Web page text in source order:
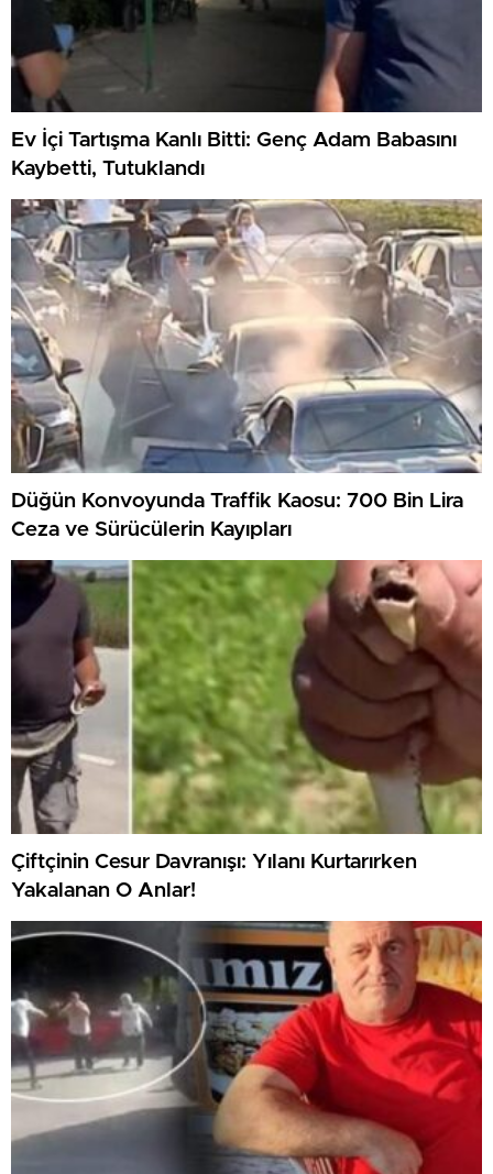
Ev İçi Tartışma Kanlı Bitti: Genç Adam Babasını
Kaybetti, Tutuklandı
Düğün Konvoyunda Traffik Kaosu: 700 Bin Lira
Ceza ve Sürücülerin Kayıpları
Çiftçinin Cesur Davranışı: Yılanı Kurtarırken
Yakalanan O Anlar!